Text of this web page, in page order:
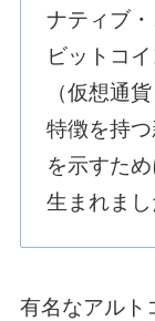
ナティブ
ビットコ
（仮想通
特徴を持
を示すた
生まれまし
有名なアルト